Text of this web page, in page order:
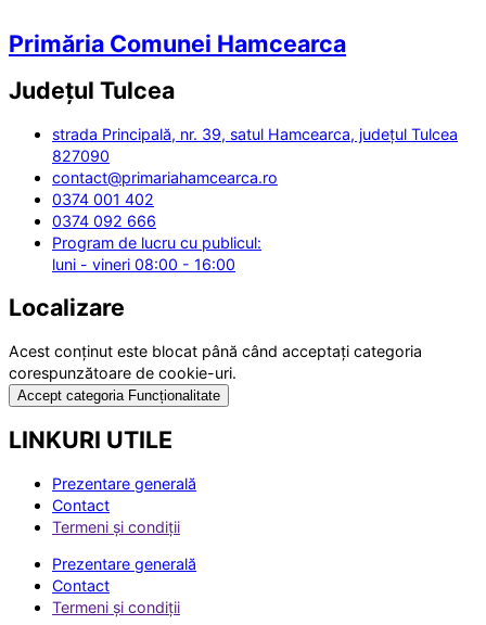
Primăria Comunei Hamcearca
Județul Tulcea
strada Principală, nr. 39, satul Hamcearca, județul Tulcea
827090
contact@primariahamcearca.ro
0374 001 402
0374 092 666
Program de lucru cu publicul:
luni - vineri 08:00 - 16:00
Localizare
Acest conținut este blocat până când acceptați categoria
corespunzătoare de cookie-uri.
Accept categoria Funcționalitate
LINKURI UTILE
Prezentare generală
Contact
Termeni și condiții
Prezentare generală
Contact
Termeni și condiții